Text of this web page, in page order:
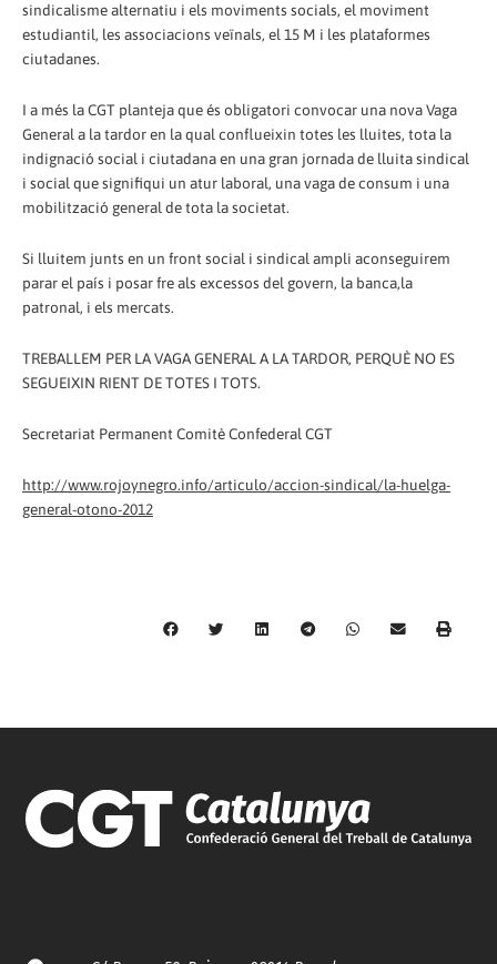
sindicalisme alternatiu i els moviments socials, el moviment
estudiantil, les associacions veïnals, el 15 M i les plataformes
ciutadanes.
I a més la CGT planteja que és obligatori convocar una nova Vaga
General a la tardor en la qual conflueixin totes les lluites, tota la
indignació social i ciutadana en una gran jornada de lluita sindical
i social que signifiqui un atur laboral, una vaga de consum i una
mobilització general de tota la societat.
Si lluitem junts en un front social i sindical ampli aconseguirem
parar el país i posar fre als excessos del govern, la banca,la
patronal, i els mercats.
TREBALLEM PER LA VAGA GENERAL A LA TARDOR, PERQUÈ NO ES
SEGUEIXIN RIENT DE TOTES I TOTS.
Secretariat Permanent Comitè Confederal CGT
http://www.rojoynegro.info/articulo/accion-sindical/la-huelga-
general-otono-2012